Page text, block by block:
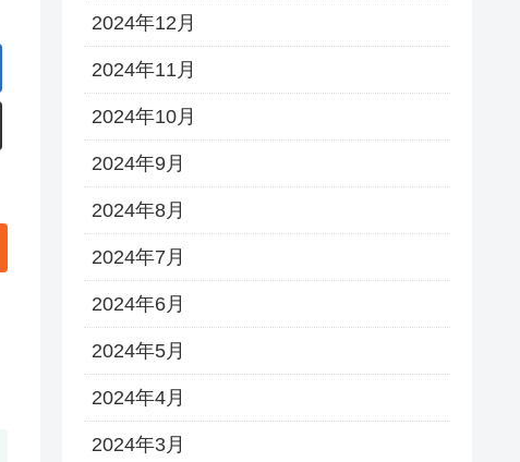
2024年12月
2024年11月
2024年10月
2024年9月
2024年8月
2024年7月
2024年6月
2024年5月
2024年4月
2024年3月